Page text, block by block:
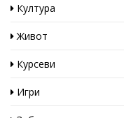
Култура
Живот
Курсеви
Игри